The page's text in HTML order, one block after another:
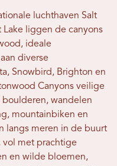
luchthaven Salt
Lake liggen de canyons
ideale
diverse
Snowbird, Brighton en
Canyons veilige
boulderen, wandelen
mountainbiken en
langs meren in de buurt
vol met prachtige
en wilde bloemen,